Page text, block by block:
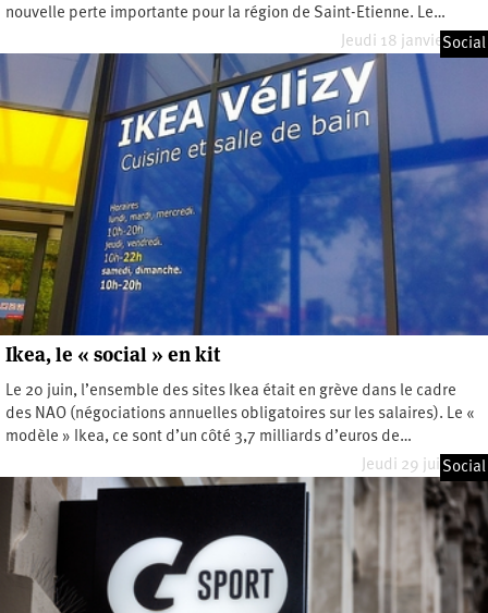
nouvelle perte importante pour la région de Saint-Etienne. Le…
Jeudi 18 janvier 2024
Social
Ikea, le « social » en kit
Le 20 juin, l’ensemble des sites Ikea était en grève dans le cadre
des NAO (négociations annuelles obligatoires sur les salaires). Le «
modèle » Ikea, ce sont d’un côté 3,7 milliards d’euros de…
Jeudi 29 juin 2023
Social